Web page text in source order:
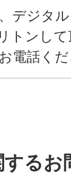
デジタ
トンし
電話く
るお